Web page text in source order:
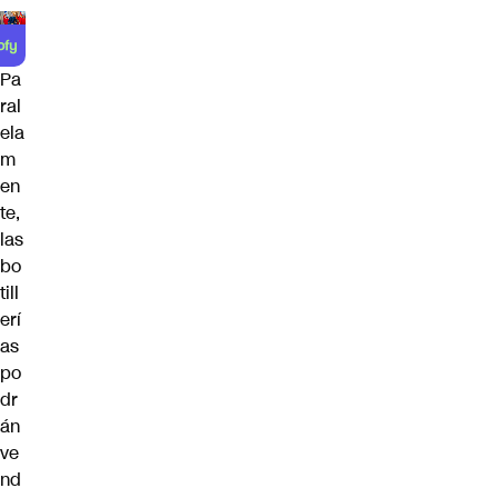
Pa
ral
ela
m
en
te,
las
bo
till
erí
as
po
dr
án
ve
nd